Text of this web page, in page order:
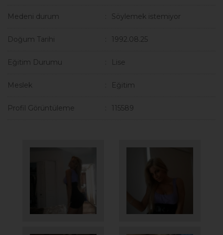
Medeni durum Söylemek istemiyor
Doğum Tarihi 1992.08.25
Eğitim Durumu Lise
Meslek Eğitim
Profil Görüntüleme 115589